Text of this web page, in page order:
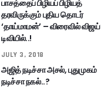
பாசத்தைப் பிழியப் பிழியத்
தரவிருக்கும் புதிய தொடர்
‘தாய்மாமன்’ – விரைவில் விஜய்
டிவியில்..!
JULY 3, 2018
அஜித் நடிச்சா அசல், புதுமுகம்
நடிச்சா நகல்..?